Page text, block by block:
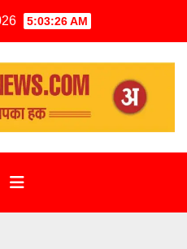
5:03:27 AM